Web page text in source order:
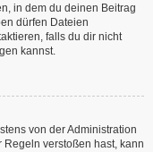
in dem du deinen Beitrag
dürfen Dateien
falls du dir nicht
kannst.
von der Administration
verstoßen hast, kann